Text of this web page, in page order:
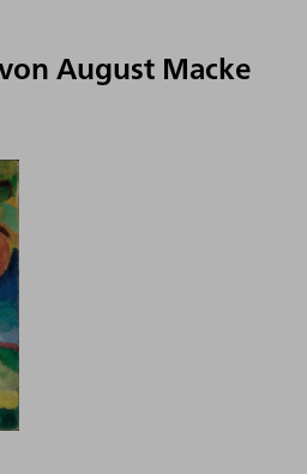
August Macke